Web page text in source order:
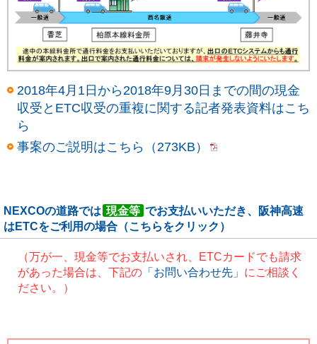
2018年4月1日から2018年9月30日までの間の現金
収受とETC収受の重複に関する記者発表資料はこち
ら
事案のご説明はこちら（273KB）
NEXCOの道路では 現金等 でお支払いいただき、阪神高速
はETCをご利用の場合（こちらをクリック）
（万が一、現金等でお支払いされ、ETCカードでも請求
があった場合は、下記の 「お問い合わせ先」 にご相談く
ださい。）